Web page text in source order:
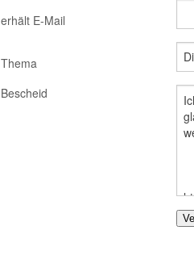
erhält E-Mail
Thema
Bescheid